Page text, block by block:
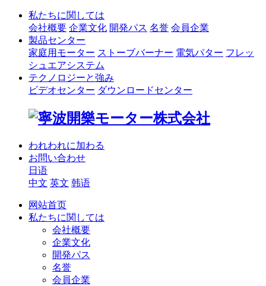
私たちに関しては
会社概要 企業文化 開発パス 名誉 会員企業
製品センター
家庭用モーター ストーブバーナー 電気パター フレッ
シュエアシステム
テクノロジーと強み
ビデオセンター ダウンロードセンター
われわれに加わる
お問い合わせ
日语
中文 英文 韩语
网站首页
私たちに関しては
会社概要
企業文化
開発パス
名誉
会員企業